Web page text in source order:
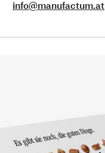
info@manufactum.at